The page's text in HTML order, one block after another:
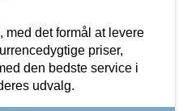
med det formål at levere
priser,
den bedste service i
udvalg.